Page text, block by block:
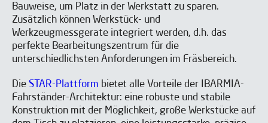
Bauweise, um Platz in der Werkstatt zu sparen.
Zusätzlich können Werkstück- und
Werkzeugmessgerate integriert werden, d.h. das
perfekte Bearbeitungszentrum für die
unterschiedlichsten Anforderungen im Fräsbereich.
Die STAR-Plattform bietet alle Vorteile der IBARMIA-
Fahrständer-Architektur: eine robuste und stabile
Konstruktion mit der Möglichkeit, große Werkstücke auf
Ich habe gelesen und akzeptiere dieAviso legaly laPolítica
Ich bin einverstanden, IBARMIA Veröffentlichungen zu